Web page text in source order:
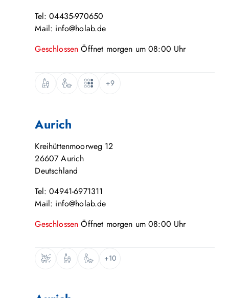
Tel: 04435-970650
Mail: info@holab.de
GeschlossenÖffnet morgen um08:00 Uhr
+9
Aurich
Kreihüttenmoorweg 12
26607 Aurich
Deutschland
Tel: 04941-6971311
Mail: info@holab.de
GeschlossenÖffnet morgen um08:00 Uhr
+10